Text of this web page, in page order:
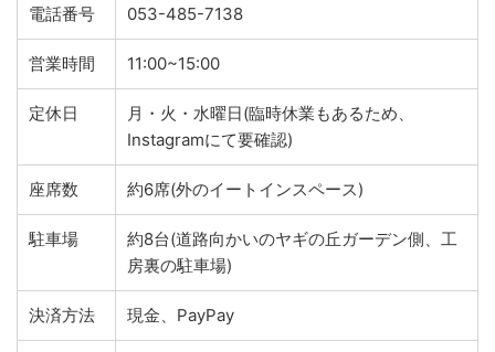
電話番号 053-485-7138
営業時間 11:00~15:00
定休日
月・火・水曜日(臨時休業もあるため、
Instagramにて要確認)
座席数 約6席(外のイートインスペース)
駐車場
約8台(道路向かいのヤギの丘ガーデン側、工
房裏の駐車場)
決済方法 現金、PayPay